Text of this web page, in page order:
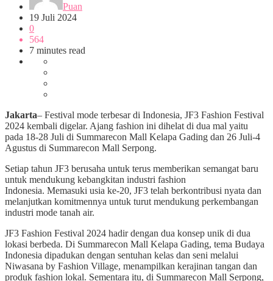
Puan
19 Juli 2024
0
564
7 minutes read
Jakarta– Festival mode terbesar di Indonesia, JF3 Fashion Festival
2024 kembali digelar. Ajang fashion ini dihelat di dua mal yaitu
pada 18-28 Juli di Summarecon Mall Kelapa Gading dan 26 Juli-4
Agustus di Summarecon Mall Serpong.
Setiap tahun JF3 berusaha untuk terus memberikan semangat baru
untuk mendukung kebangkitan industri fashion
Indonesia. Memasuki usia ke-20, JF3 telah berkontribusi nyata dan
melanjutkan komitmennya untuk turut mendukung perkembangan
industri mode tanah air.
JF3 Fashion Festival 2024 hadir dengan dua konsep unik di dua
lokasi berbeda. Di Summarecon Mall Kelapa Gading, tema Budaya
Indonesia dipadukan dengan sentuhan kelas dan seni melalui
Niwasana by Fashion Village, menampilkan kerajinan tangan dan
produk fashion lokal. Sementara itu, di Summarecon Mall Serpong,